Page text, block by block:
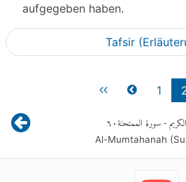
aufgegeben haben.
Tafsir
1
- سورة الممتحنة٦٠
Al-Mumtahanah